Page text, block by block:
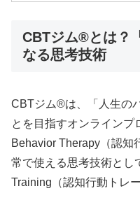
CBTジム®とは？
なる思考技術
CBTジム®は、「人生の
とを目指すオンライン
Behavior Therapy（認知
常で使える思考技術とし
Training（認知行動トレ